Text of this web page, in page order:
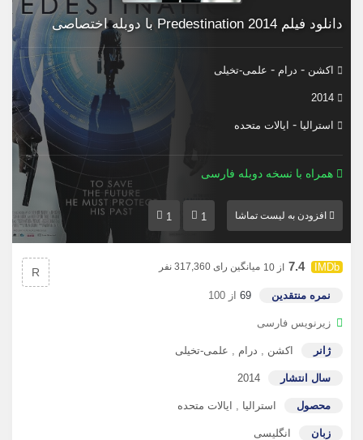
دانلود فیلم Predestination 2014 با دوبله اختصاصی
اکشن - درام - علمی-تخیلی
2014
استرالیا - ایالات متحده
همراه با نسخه دوبله فارسی
افزودن به لیست تماشا 1
1
7.4 از 10 میانگین رای 317,360 نفر
نمره منتقدین 69 از 100
زیرنویس فارسی
ژانر اکشن , درام , علمی-تخیلی
سال انتشار 2014
محصول استرالیا , ایالات متحده
زبان انگلیسی
R